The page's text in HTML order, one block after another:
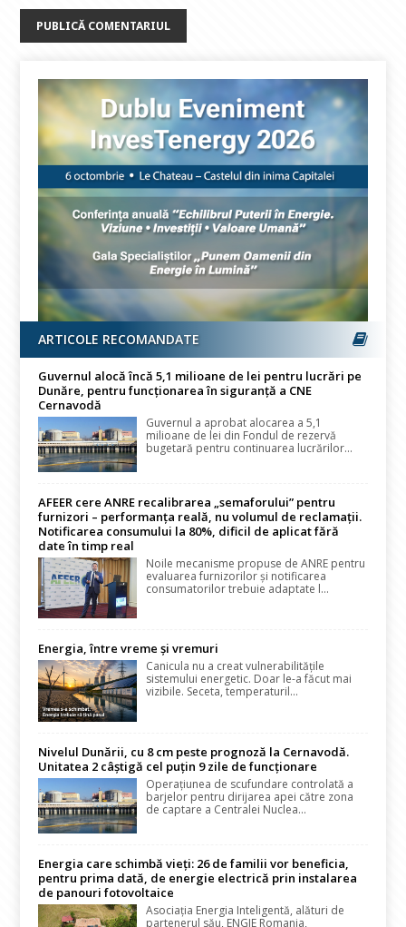
ARTICOLE RECOMANDATE
Guvernul alocă încă 5,1 milioane de lei pentru lucrări pe
Dunăre, pentru funcționarea în siguranță a CNE
Cernavodă
Guvernul a aprobat alocarea a 5,1
milioane de lei din Fondul de rezervă
bugetară pentru continuarea lucrărilor...
AFEER cere ANRE recalibrarea „semaforului” pentru
furnizori – performanța reală, nu volumul de reclamații.
Notificarea consumului la 80%, dificil de aplicat fără
date în timp real
Noile mecanisme propuse de ANRE pentru
evaluarea furnizorilor și notificarea
consumatorilor trebuie adaptate l...
Energia, între vreme și vremuri
Canicula nu a creat vulnerabilitățile
sistemului energetic. Doar le-a făcut mai
vizibile. Seceta, temperaturil...
Nivelul Dunării, cu 8 cm peste prognoză la Cernavodă.
Unitatea 2 câștigă cel puțin 9 zile de funcționare
Operațiunea de scufundare controlată a
barjelor pentru dirijarea apei către zona
de captare a Centralei Nuclea...
Energia care schimbă vieți: 26 de familii vor beneficia,
pentru prima dată, de energie electrică prin instalarea
de panouri fotovoltaice
Asociația Energia Inteligentă, alături de
partenerul său, ENGIE Romania,